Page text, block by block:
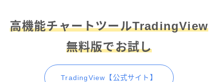
高機能チャートツールTradingView
無料版でお試し
TradingView【公式サイト】